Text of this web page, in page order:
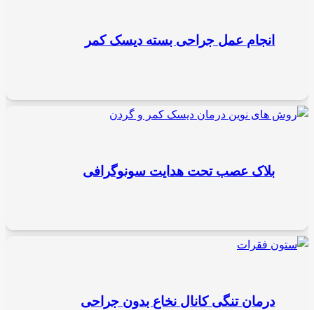
انجام عمل جراحی بسته دیسک کمر
بلاک عصب تحت هدایت سونوگرافی
درمان تنگی کانال نخاع بدون جراحی